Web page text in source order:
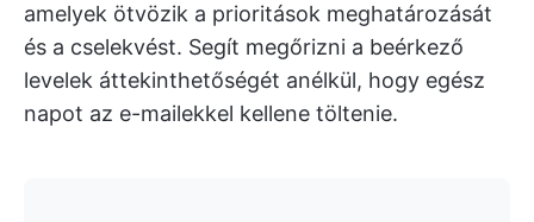
amelyek ötvözik a prioritások meghatározását
és a cselekvést. Segít megőrizni a beérkező
levelek áttekinthetőségét anélkül, hogy egész
napot az e-mailekkel kellene töltenie.